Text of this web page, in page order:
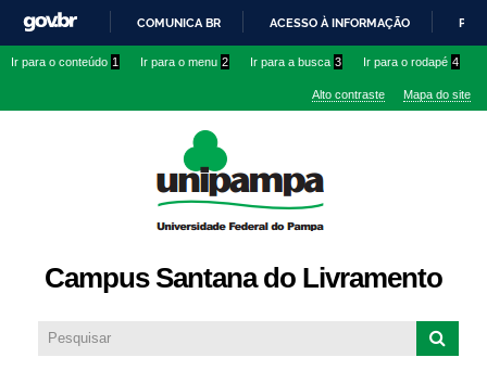
conteúdo
IR
O
COMUNICA BR ACESSO À INFORMAÇÃO
Ir para o conteúdo 1 Ir para o menu 2 Ir para a busca 3 Ir para o rodapé 4
Alto contraste Mapa do site
Campus Santana do Livramento